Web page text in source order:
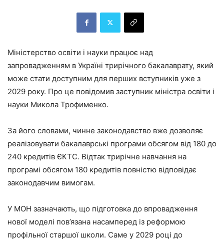
Міністерство освіти і науки працює над
запровадженням в Україні трирічного бакалаврату, який
може стати доступним для перших вступників уже з
2029 року. Про це повідомив заступник міністра освіти і
науки Микола Трофименко.
За його словами, чинне законодавство вже дозволяє
реалізовувати бакалаврські програми обсягом від 180 до
240 кредитів ЄКТС. Відтак трирічне навчання на
програмі обсягом 180 кредитів повністю відповідає
законодавчим вимогам.
У МОН зазначають, що підготовка до впровадження
нової моделі пов’язана насамперед із реформою
профільної старшої школи. Саме у 2029 році до